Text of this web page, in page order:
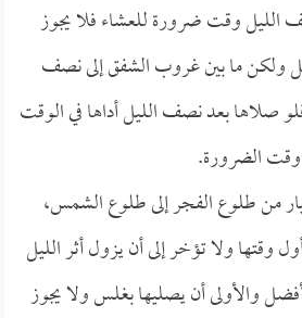
الليل وقت ضرورة للعشاء فلا يجوز
ولكن ما بين غروب الشفق إلى نصف
صلاها بعد نصف الليل أداها في الوقت
وقت الضرورة.
من طلوع الفجر إلى طلوع الشمس،
وقتها ولا تؤخر إلى أن يزول أثر الليل
والأولى أن يصليها بغلس ولا يجوز